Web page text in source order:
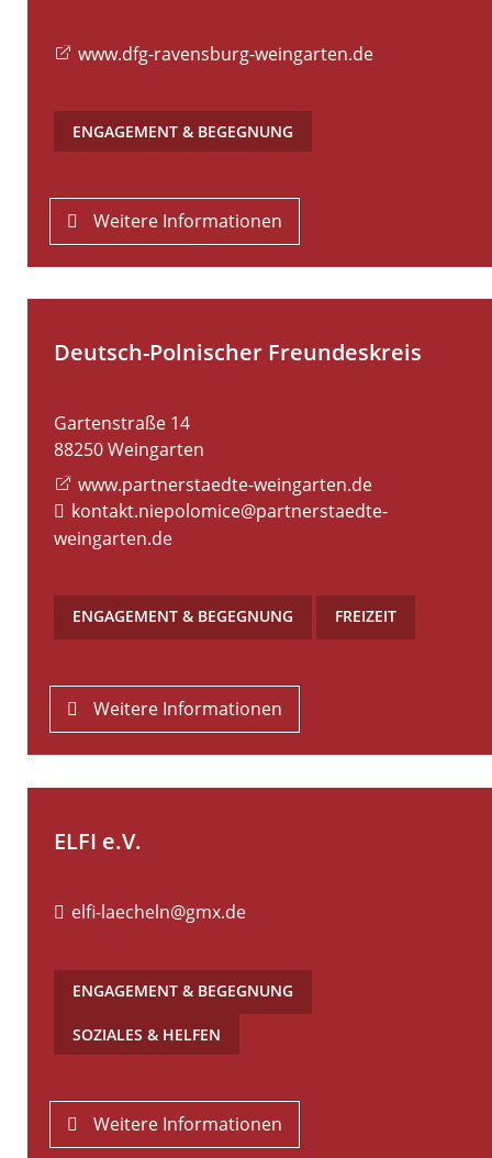
www.dfg-ravensburg-weingarten.de
ENGAGEMENT & BEGEGNUNG
Weitere Informationen
Deutsch-Polnischer Freundeskreis
Gartenstraße 14
88250Weingarten
www.partnerstaedte-weingarten.de
kontakt.niepolomice@partnerstaedte-
weingarten.de
ENGAGEMENT & BEGEGNUNG FREIZEIT
Weitere Informationen
ELFI e.V.
elfi-laecheln@gmx.de
ENGAGEMENT & BEGEGNUNG
SOZIALES & HELFEN
Weitere Informationen